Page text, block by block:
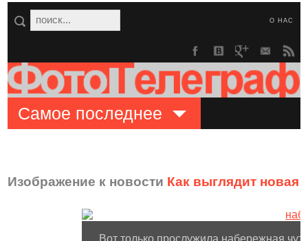
О НАС
Самое последнее
Изображение к новости Как выглядит новая
Вот только прослужила набережная